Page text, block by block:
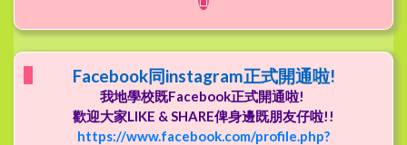
Facebook同instagram正式開通啦!
我地學校既Facebook正式開通啦!
歡迎大家LIKE & SHARE俾身邊既朋友仔啦!!
https://www.facebook.com/profile.php?